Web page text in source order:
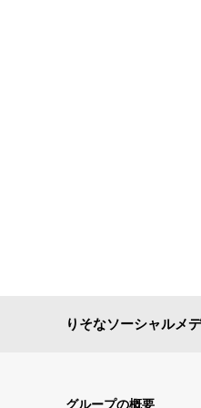
りそなソーシャルメ
グループの概要